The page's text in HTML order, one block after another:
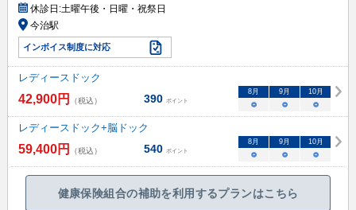
休診日:土曜午後・日曜・祝祭日
今治駅
インボイス制度に対応
レディースドック
42,900円 （税込） 390 ポイント
8月 9月 10月
○ ○ ○
レディースドック+脳ドック
59,400円 （税込） 540 ポイント
8月 9月 10月
○ ○ ○
健康保険組合の補助を利用するプランはこちら